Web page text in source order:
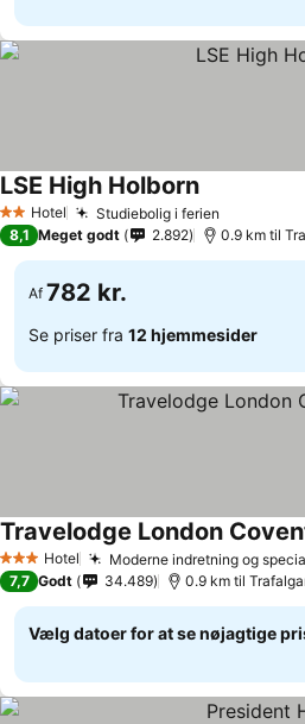
2 Stjerner
Hotel Studiebolig i ferien
LSE High Holborn
8,1 Meget godt 2.892 0.9 km til
Af 782 kr.
Se priser fra 12 hjemmesider
3 StjernerHotel Moderne indretning og
Travelodge London
7,7 Godt 34.489 0.9 km til
Vælg datoer for at se nøjagtige